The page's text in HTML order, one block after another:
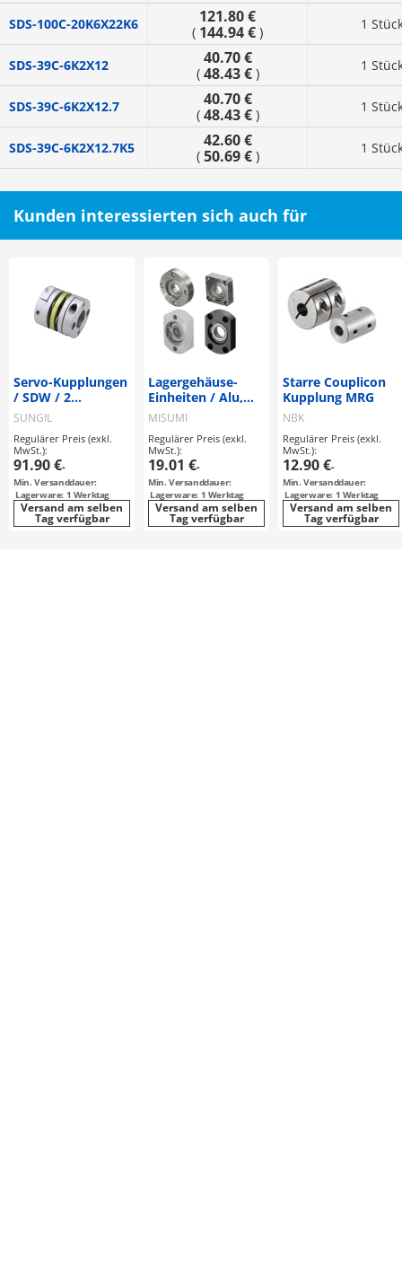
SDS-100C-20K6X22K6 121.80 €
( 144.94 € ) 1
SDS-39C-6K2X12 40.70 €
( 48.43 €) 1
SDS-39C-6K2X12.7 40.70 €
( 48.43 €) 1
SDS-39C-6K2X12.7K5 42.60 €
( 50.69 €) 1
Kunden interessierten sich auch für
Servo-Kupplungen
/ SDW / 2
Scheiben: Stahl /
Nabenklemmung,
Passfeder /
Korpus:
Aluminium
SUNGIL
Regulärer Preis (exkl.
MwSt.):
91.90 €-
Min. Versanddauer:
Lagerware: 1 Werktag
Versand am selben
Tag verfügbar
Lagergehäuse-
Einheiten / Alu,
Stahl, Edelstahl /
beschichtet /
Flansch /
abgesetzt /
Senkbohrung,
Innengewinde /
Kugellager /
Sicherungsring
MISUMI
Regulärer Preis (exkl.
MwSt.):
19.01 €-
Min. Versanddauer:
Lagerware: 1 Werktag
Versand am selben
Tag verfügbar
Starre Couplicon
Kupplung MRG
NBK
Regulärer Preis (exkl.
MwSt.):
12.90 €-
Min. Versanddauer:
Lagerware: 1 Werktag
Versand am selben
Tag verfügbar